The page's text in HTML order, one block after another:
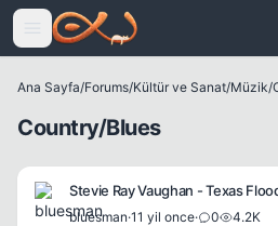
Icerige atla
Ana Sayfa/Forums/Kültür ve Sanat/Müzik/
Country/Blues
Stevie Ray Vaughan - Texas
bluesman·11 yil once· 0 4.2K